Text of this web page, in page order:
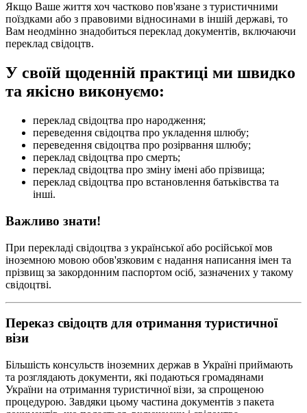
Якщо Ваше життя хоч частково пов'язане з туристичними
поїздками або з правовими відносинами в іншій державі, то
Вам неодмінно знадобиться переклад документів, включаючи
переклад свідоцтв.
У своїй щоденній практиці ми швидко
та якісно виконуємо:
переклад свідоцтва про народження;
переведення свідоцтва про укладення шлюбу;
переведення свідоцтва про розірвання шлюбу;
переклад свідоцтва про смерть;
переклад свідоцтва про зміну імені або прізвища;
переклад свідоцтва про встановлення батьківства та
інші.
Важливо знати!
При перекладі свідоцтва з української або російської мов
іноземною мовою обов'язковим є надання написання імен та
прізвищ за закордонним паспортом осіб, зазначених у такому
свідоцтві.
Переказ свідоцтв для отримання туристичної
візи
Більшість консульств іноземних держав в Україні приймають
та розглядають документи, які подаються громадянами
України на отримання туристичної візи, за спрощеною
процедурою. Завдяки цьому частина документів з пакета